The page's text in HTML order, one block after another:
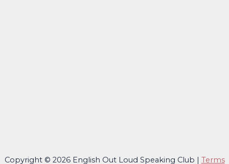
Copyright © 2026 English Out Loud Speaking Club | Terms